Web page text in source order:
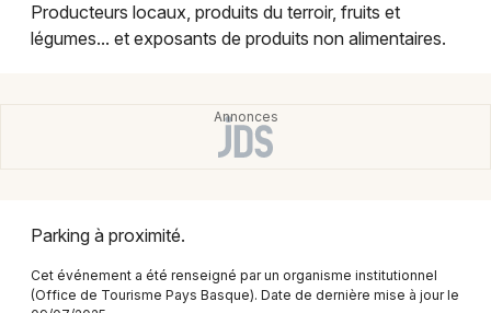
Foires & salons
Soirées
Sorties famille
Montpellier
Strasbourg
Toulouse
Producteurs locaux, produits du terroir, fruits et
légumes... et exposants de produits non alimentaires.
Parking à proximité.
Cet événement a été renseigné par un organisme institutionnel
(Office de Tourisme Pays Basque). Date de dernière mise à jour le